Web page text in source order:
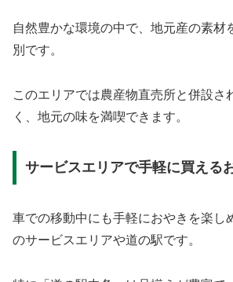
自然豊かな環境の中で、地元産の素材
別です。
このエリアでは農産物直売所と併設さ
く、地元の味を満喫できます。
サービスエリアで手軽に買える
車での移動中にも手軽におやきを楽し
のサービスエリアや道の駅です。